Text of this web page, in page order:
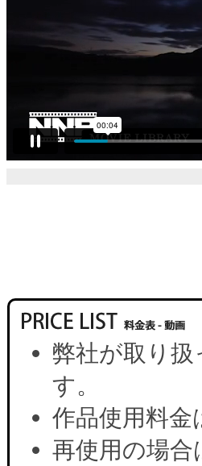
弊社が取り
す。
作品使用料金
再使用の場